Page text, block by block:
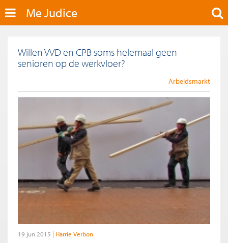
Me Judice
Willen VVD en CPB soms helemaal geen
senioren op de werkvloer?
Arbeidsmarkt
19 jun 2015 Harrie Verbon